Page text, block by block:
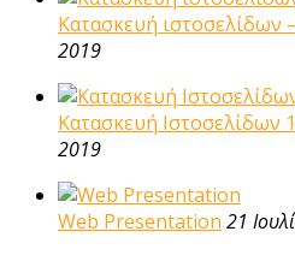
Κατασκευή ιστοσελίδων
2019
Κατασκευή Ιστοσελίδων
2019
Web Presentation 21